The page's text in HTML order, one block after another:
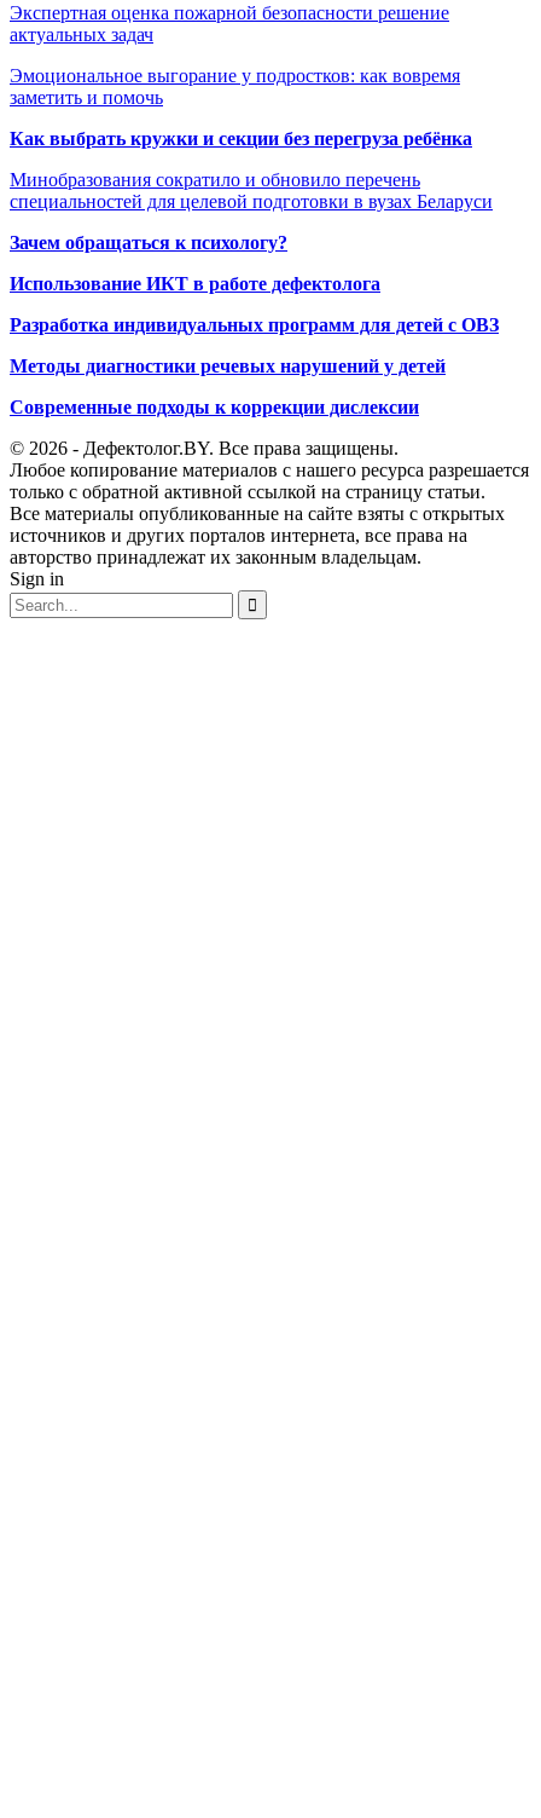
Экспертная оценка пожарной безопасности решение
актуальных задач
Эмоциональное выгорание у подростков: как вовремя
заметить и помочь
Как выбрать кружки и секции без перегруза ребёнка
Минобразования сократило и обновило перечень
специальностей для целевой подготовки в вузах Беларуси
Зачем обращаться к психологу?
Использование ИКТ в работе дефектолога
Разработка индивидуальных программ для детей с ОВЗ
Методы диагностики речевых нарушений у детей
Современные подходы к коррекции дислексии
© 2026 - Дефектолог.BY. Все права защищены.
Любое копирование материалов с нашего ресурса разрешается
только с обратной активной ссылкой на страницу статьи.
Все материалы опубликованные на сайте взяты с открытых
источников и других порталов интернета, все права на
авторство принадлежат их законным владельцам.
Sign in